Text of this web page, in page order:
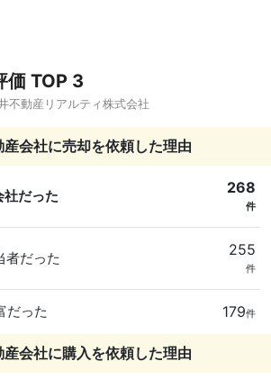
価 TOP 3
不動産リアルティ株式会社
産会社に売却を依頼した理由
社だった 268
件
者だった 255
件
だった 179件
産会社に購入を依頼した理由